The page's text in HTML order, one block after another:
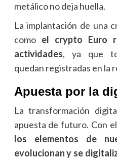
metálico no deja huella.
La implantación de una
como el crypto Euro
actividades, ya que
quedan registradas en la
Apuesta por la
La transformación
apuesta de futuro. Con
los elementos de
evolucionan y se